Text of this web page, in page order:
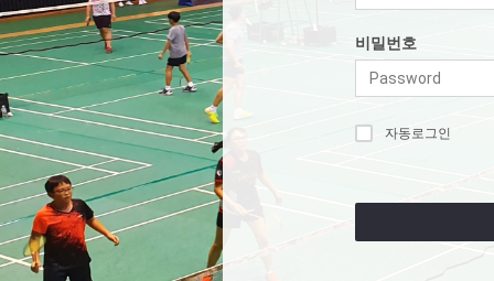
비밀번호
자동로그인